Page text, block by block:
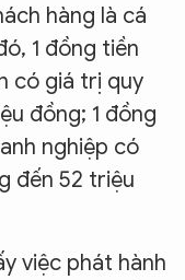
hàng là cá
1 đồng tiền
có giá trị quy
đồng; 1 đồng
nghiệp có
đến 52 triệu
việc phát hành